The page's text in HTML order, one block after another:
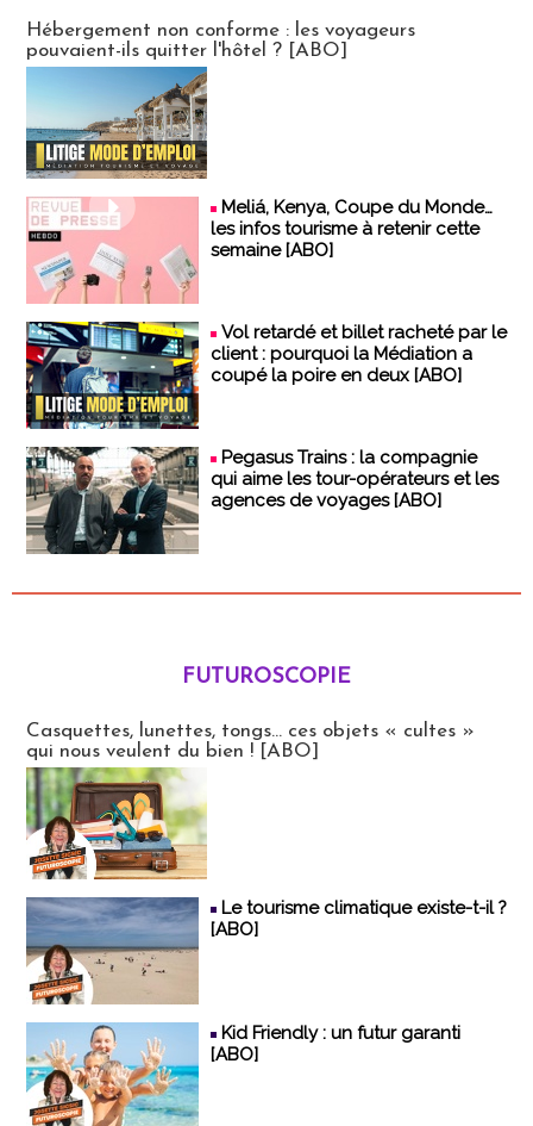
Hébergement non conforme : les voyageurs
pouvaient-ils quitter l'hôtel ? [ABO]
Meliá, Kenya, Coupe du Monde…
les infos tourisme à retenir cette
semaine [ABO]
Vol retardé et billet racheté par le
client : pourquoi la Médiation a
coupé la poire en deux [ABO]
Pegasus Trains : la compagnie
qui aime les tour-opérateurs et les
agences de voyages [ABO]
FUTUROSCOPIE
Casquettes, lunettes, tongs... ces objets « cultes »
qui nous veulent du bien ! [ABO]
Le tourisme climatique existe-t-il ?
[ABO]
Kid Friendly : un futur garanti
[ABO]